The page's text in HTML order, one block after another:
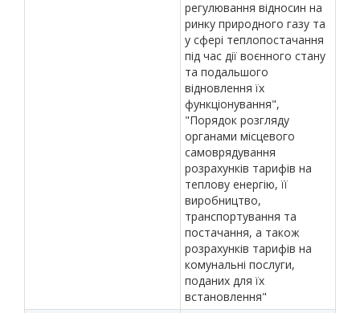
регулювання відносин на
ринку природного газу та
у сфері теплопостачання
під час дії воєнного стану
та подальшого
відновлення їх
функціонування",
"Порядок розгляду
органами місцевого
самоврядування
розрахунків тарифів на
теплову енергію, її
виробництво,
транспортування та
постачання, а також
розрахунків тарифів на
комунальні послуги,
поданих для їх
встановлення"